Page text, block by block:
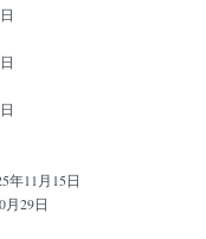
年11月15日
月29日